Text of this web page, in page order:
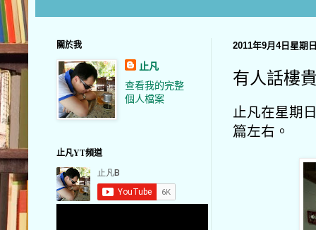
2011年9月4日星期
有人話樓
止凡在星期
篇左右。
關於我
止凡
查看我的完整
個人檔案
止凡YT頻道